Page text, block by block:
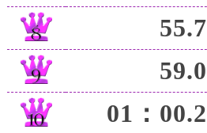
55.7
59.0
01：00.2